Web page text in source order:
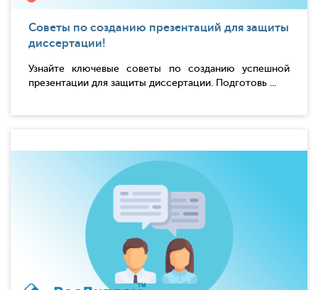
Советы по созданию презентаций для защиты
диссертации!
Узнайте ключевые советы по созданию успешной
презентации для защиты диссертации. Подготовь ...